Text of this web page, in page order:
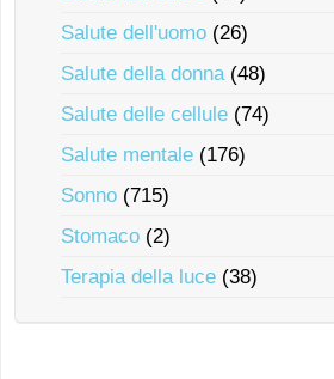
Salute dell'uomo (26)
Salute della donna(48)
Salute delle cellule (74)
Salute mentale (176)
Sonno (715)
Stomaco (2)
Terapia della luce (38)